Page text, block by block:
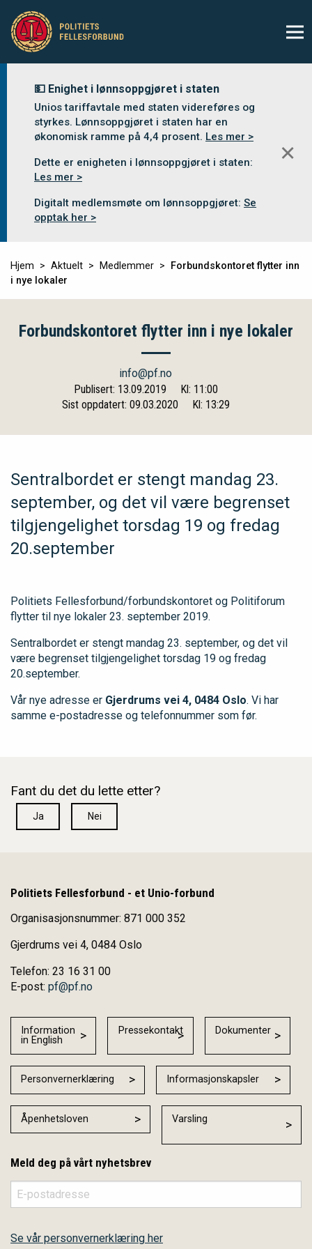
💵 Enighet i lønnsoppgjøret i staten
Unios tariffavtale med staten videreføres og
styrkes. Lønnsoppgjøret i staten har en
økonomisk ramme på 4,4 prosent. Les mer >
Dette er enigheten i lønnsoppgjøret i staten:
Les mer >
Digitalt medlemsmøte om lønnsoppgjøret: Se
opptak her >
✕
Hjem Aktuelt Medlemmer
Forbundskontoret flytter inn
i nye lokaler
Forbundskontoret flytter inn i nye lokaler
info@pf.no
Publisert: 13.09.2019
Kl: 11:00
Sist oppdatert: 09.03.2020
Kl: 13:29
Sentralbordet er stengt mandag 23.
september, og det vil være begrenset
tilgjengelighet torsdag 19 og fredag
20.september
Politiets Fellesforbund/forbundskontoret og Politiforum
flytter til nye lokaler 23. september 2019.
Sentralbordet er stengt mandag 23. september, og det vil
være begrenset tilgjengelighet torsdag 19 og fredag
20.september.
Vår nye adresse er Gjerdrums vei 4, 0484 Oslo. Vi har
samme e-postadresse og telefonnummer som før.
Fant du det du lette etter?
Ja Nei
Politiets Fellesforbund - et Unio-forbund
Organisasjonsnummer: 871 000 352
Gjerdrums vei 4, 0484 Oslo
Telefon: 23 16 31 00
E-post: pf@pf.no
Information
in English
Pressekontakt Dokumenter
Personvernerklæring Informasjonskapsler
Åpenhetsloven Varsling
Meld deg på vårt nyhetsbrev
Se vår personvernerklæring her